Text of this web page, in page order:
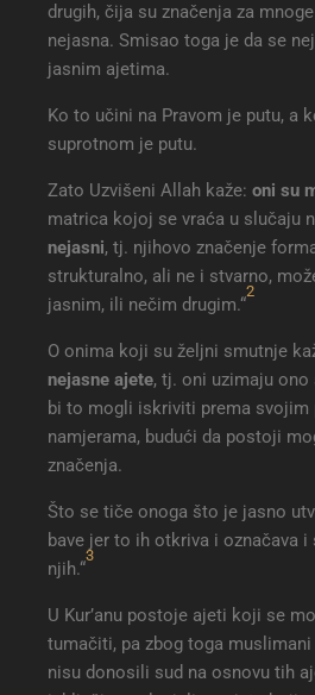
drugih, čija su značenja za
nejasna. Smisao toga je da se
jasnim ajetima.
Ko to učini na Pravom je putu, a
suprotnom je putu.
Zato Uzvišeni Allah kaže: oni su
matrica kojoj se vraća u slučaju
nejasni, tj. njihovo značenje
strukturalno, ali ne i stvarno,
jasnim, ili nečim drugim.“
2
O onima koji su željni smutnje
nejasne ajete, tj. oni uzimaju
bi to mogli iskriviti prema svojim
namjerama, budući da postoji
značenja.
Što se tiče onoga što je jasno
bave jer to ih otkriva i označava
njih.“
3
U Kur’anu postoje ajeti koji se
tumačiti, pa zbog toga
nisu donosili sud na osnovu tih